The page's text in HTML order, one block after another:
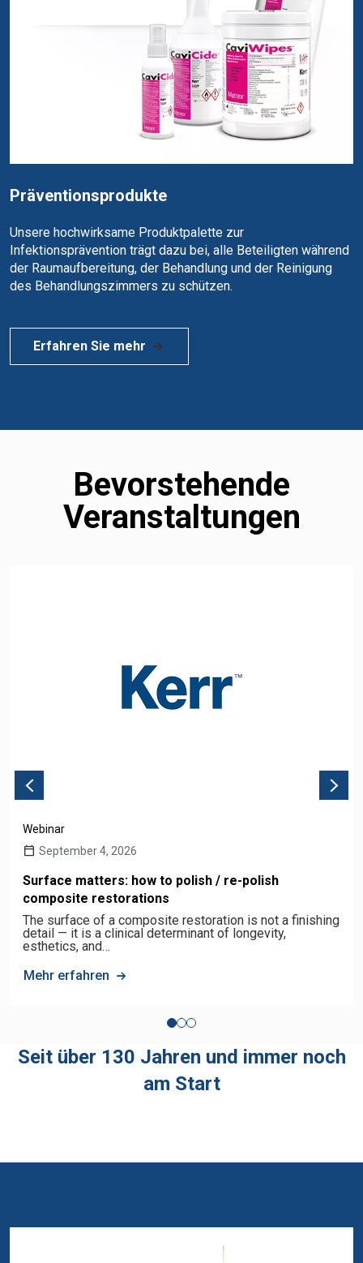
Präventionsprodukte
Unsere hochwirksame Produktpalette zur
Infektionsprävention trägt dazu bei, alle Beteiligten während
der Raumaufbereitung, der Behandlung und der Reinigung
des Behandlungszimmers zu schützen.
Erfahren Sie mehr
Bevorstehende
Veranstaltungen
Webinar
September 4, 2026
Surface matters: how to polish / re-polish
composite restorations
The surface of a composite restoration is not a finishing
detail — it is a clinical determinant of longevity,
esthetics, and…
Mehr erfahren
Seit über 130 Jahren und immer noch
am Start